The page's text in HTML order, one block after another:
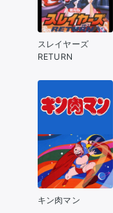
スレイヤーズ
RETURN
キン肉マン